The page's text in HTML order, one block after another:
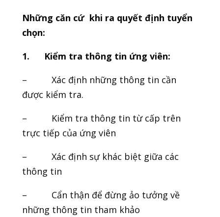
Những căn cứ khi ra quyết định tuyển
chọn:
1. Kiểm tra thông tin ứng viên:
– Xác định những thông tin cần
được kiểm tra.
– Kiểm tra thông tin từ cấp trên
trực tiếp của ứng viên
– Xác định sự khác biệt giữa các
thông tin
– Cẩn thận để đừng ảo tưởng về
những thông tin tham khảo